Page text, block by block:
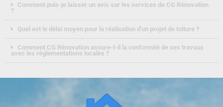
Comment puis-je laisser un avis sur les services de CG Rénovation
?
Quel est le délai moyen pour la réalisation d'un projet de toiture ?
Comment CG Rénovation assure-t-il la conformité de ses travaux
avec les réglementations locales ?